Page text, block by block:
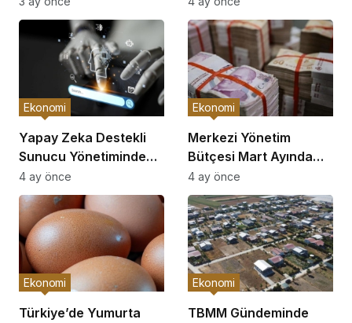
Enflasyonun Gerisinde
Kaldı
Yapay Zeka Destekli
Sunucu Yönetiminde
Proaktif Dönem Başladı
Ekonomi
4 ay önce
Merkezi Yönetim
Bütçesi Mart Ayında
229,9 Milyar TL Açık
Verdi
Ekonomi
4 ay önce
Türkiye’de Yumurta
Ekonomi
TBMM Gündeminde
Ekonomi